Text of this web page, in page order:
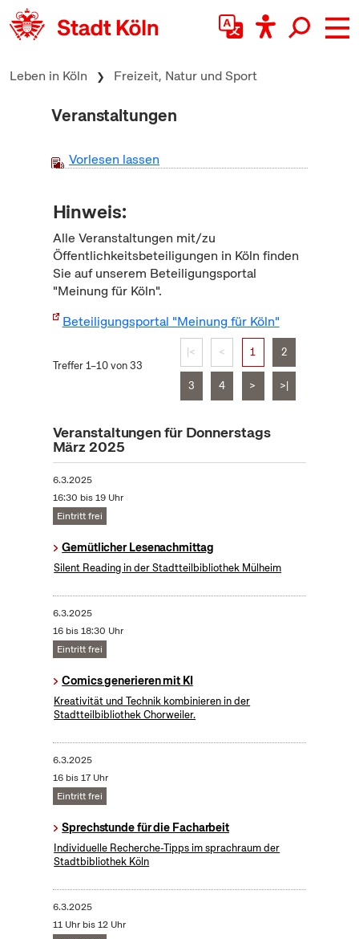
zum Inhalt springen
Leben in Köln Freizeit, Natur und Sport
Veranstaltungen
Vorlesen lassen
Hinweis:
Alle Veranstaltungen mit/zu
Öffentlichkeitsbeteiligungen in Köln finden
Sie auf unserem Beteiligungsportal
"Meinung für Köln".
Beteiligungsportal "Meinung für Köln"
Treffer 1–10 von 33
|< < 1 2
3 4 > >|
Veranstaltungen für Donnerstags
März 2025
6.3.2025
16:30 bis 19 Uhr
Eintritt frei
Gemütlicher Lesenachmittag
Silent Reading in der Stadtteilbibliothek Mülheim
6.3.2025
16 bis 18:30 Uhr
Eintritt frei
Comics generieren mit KI
Kreativität und Technik kombinieren in der
Stadtteilbibliothek Chorweiler.
6.3.2025
16 bis 17 Uhr
Eintritt frei
Sprechstunde für die Facharbeit
Individuelle Recherche-Tipps im sprachraum der
Stadtbibliothek Köln
6.3.2025
11 Uhr bis 12 Uhr